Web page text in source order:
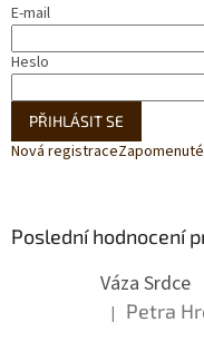
E-mail
Heslo
PŘIHLÁSIT SE
Nová registrace
Poslední hodnocení
Váza Srdce
Hodnocení
| Petra